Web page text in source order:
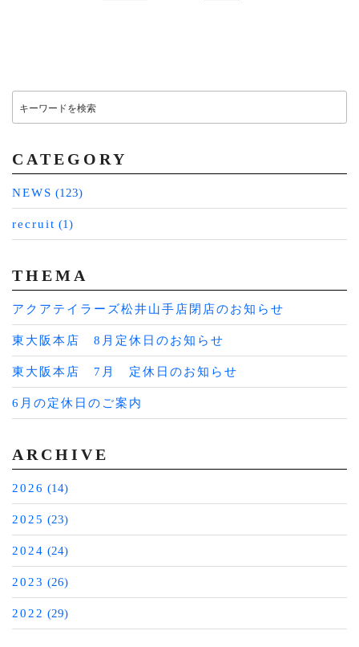
送
り
索:
CATEGORY
NEWS (123)
recruit (1)
THEMA
アクアテイラーズ松井山手店閉店のお知らせ
東大阪本店 8月定休日のお知らせ
東大阪本店 7月 定休日のお知らせ
6月の定休日のご案内
ARCHIVE
2026 (14)
2025 (23)
2024 (24)
2023 (26)
2022 (29)